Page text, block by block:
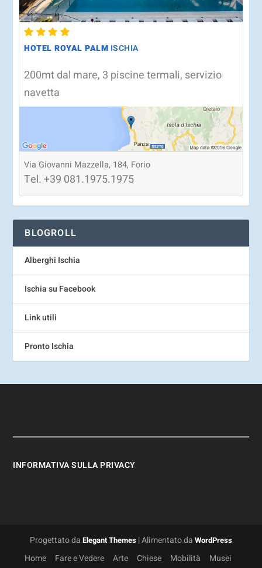
HOTEL ROYAL PALM ISCHIA
200mt dal mare, 3 piscine termali, servizio
navetta
Via Giovanni Mazzella, 184, Forio
Tel.+39 081.1975.1975
BLOGROLL
Alberghi Ischia
Ischia su Facebook
Link utili
Pronto Ischia
INFORMATIVA SULLA PRIVACY
Progettato da Elegant Themes | Alimentato da WordPress
Home Fare e Vedere Arte Chiese Mobilità Musei